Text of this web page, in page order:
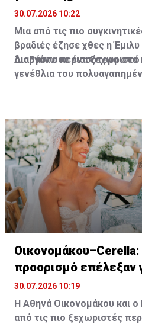
30.07.2026 10:22
Μια από τις πιο
βραδιές έζησε χθες η
διοργάνωσε ένα ξεχωριστό
γενέθλια του
Διαβάστε περισσότερα
προορισμό επέλεξαν
τους
30.07.2026 10:19
Η Αθηνά Οικονομάκου και ο
από τις πιο ξεχωριστές